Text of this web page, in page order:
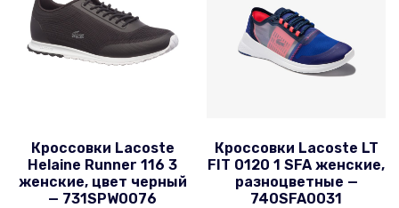
Кроссовки Lacoste
Helaine Runner 116 3
женские, цвет черный
— 731SPW0076
Кроссовки Lacoste LT
FIT 0120 1 SFA женские,
разноцветные —
740SFA0031